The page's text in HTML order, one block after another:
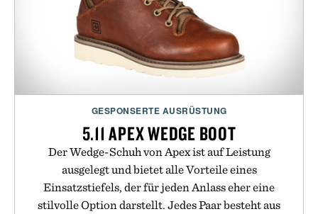
GESPONSERTE AUSRÜSTUNG
5.11 APEX WEDGE BOOT
Der Wedge-Schuh von Apex ist auf Leistung
ausgelegt und bietet alle Vorteile eines
Einsatzstiefels, der für jeden Anlass eher eine
stilvolle Option darstellt. Jedes Paar besteht aus